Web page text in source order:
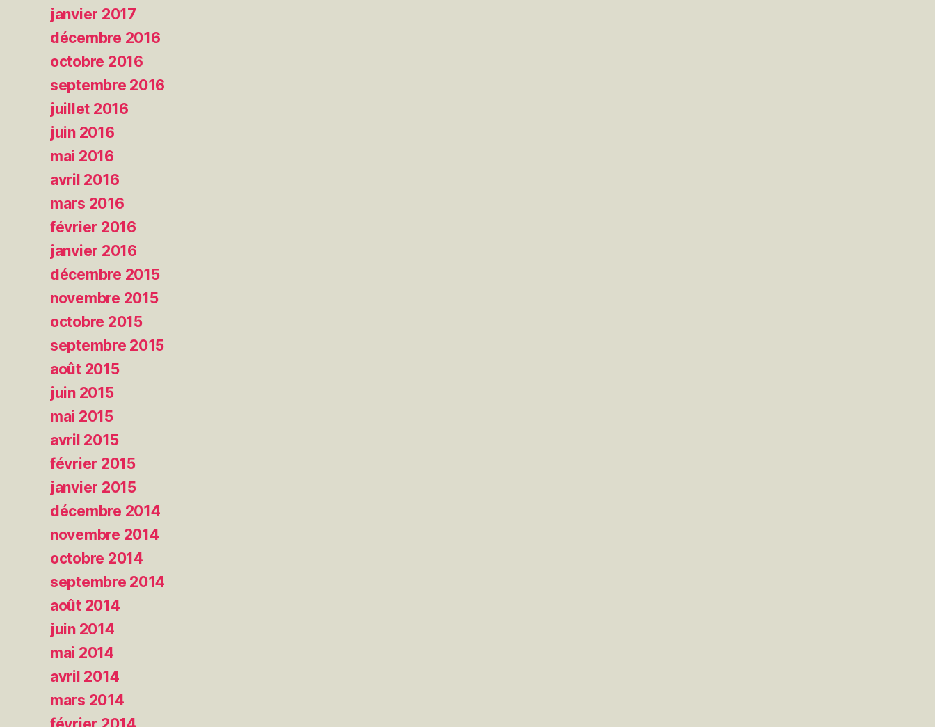
janvier 2017
décembre 2016
octobre 2016
septembre 2016
juillet 2016
juin 2016
mai 2016
avril 2016
mars 2016
février 2016
janvier 2016
décembre 2015
novembre 2015
octobre 2015
septembre 2015
août 2015
juin 2015
mai 2015
avril 2015
février 2015
janvier 2015
décembre 2014
novembre 2014
octobre 2014
septembre 2014
août 2014
juin 2014
mai 2014
avril 2014
mars 2014